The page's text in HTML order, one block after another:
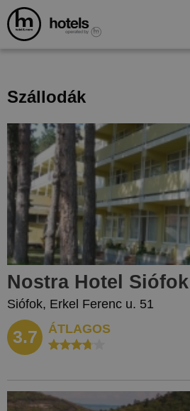
Szállodák
Nostra Hotel Siófok
Siófok, Erkel Ferenc u. 51
3.7 ÁTLAGOS